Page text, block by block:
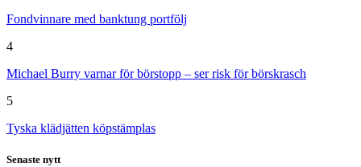
Fondvinnare med banktung portfölj
4
Michael Burry varnar för börstopp – ser risk för börskrasch
5
Tyska klädjätten köpstämplas
Senaste nytt